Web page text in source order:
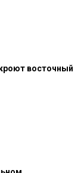
восточный